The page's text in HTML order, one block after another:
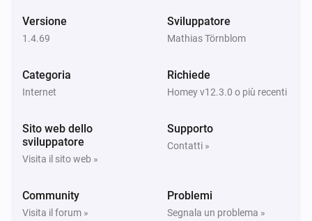
Versione
1.4.69
Sviluppatore
Mathias Törnblom
Categoria
Internet
Richiede
Homey v12.3.0 o più recenti
Sito web dello
sviluppatore
Visita il sito web »
Supporto
Contatti »
Community
Visita il forum »
Problemi
Segnala un problema »